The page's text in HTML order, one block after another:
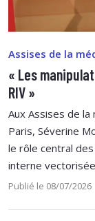
Assises de la
« Les
RIV »
Aux Assises de
Paris, Séverine
le rôle central
interne vectorisée
Publié le 08/07/2026